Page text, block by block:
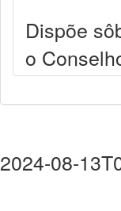
Dispõe
o
2024-08-